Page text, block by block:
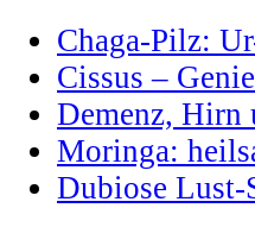
Chaga-Pilz:
Cissus –
Demenz, Hirn
Moringa:
Dubiose Lust-